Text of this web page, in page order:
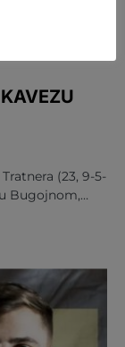
(23, 9-5-
Bugojnom,…